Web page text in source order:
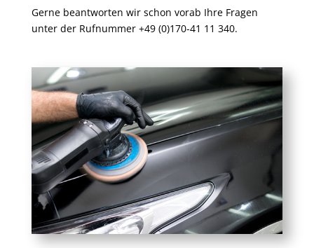
Gerne beantworten wir schon vorab Ihre Fragen
unter der Rufnummer +49 (0)170-41 11 340.